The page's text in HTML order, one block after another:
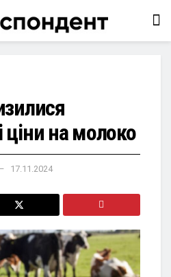
ціни на молоко
17.11.2024